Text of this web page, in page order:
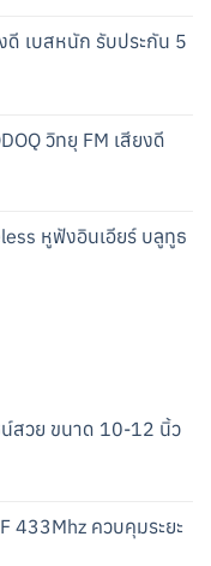
ดี เบสหนัก รับประกัน 5
วิทยุ FM เสียงดี
หูฟังอินเอียร์ บลูทูธ
สวย ขนาด 10-12 นิ้ว
433Mhz ควบคุมระยะ